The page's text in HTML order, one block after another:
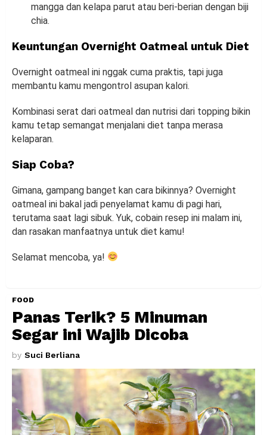
mangga dan kelapa parut atau beri-berian dengan biji
chia.
Keuntungan Overnight Oatmeal untuk Diet
Overnight oatmeal ini nggak cuma praktis, tapi juga
membantu kamu mengontrol asupan kalori.
Kombinasi serat dari oatmeal dan nutrisi dari topping bikin
kamu tetap semangat menjalani diet tanpa merasa
kelaparan.
Siap Coba?
Gimana, gampang banget kan cara bikinnya? Overnight
oatmeal ini bakal jadi penyelamat kamu di pagi hari,
terutama saat lagi sibuk. Yuk, cobain resep ini malam ini,
dan rasakan manfaatnya untuk diet kamu!
Selamat mencoba, ya!
FOOD
Panas Terik? 5 Minuman
Segar ini Wajib Dicoba
by Suci Berliana